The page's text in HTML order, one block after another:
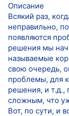
Описание
Всякий раз,
неправильно,
появляются
решения мы
называемые
свою очередь,
проблемы, для
решения, и т.д.,
сложным, что
Вот, по сути, и